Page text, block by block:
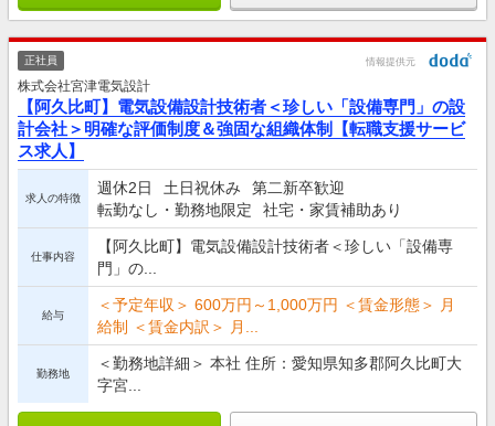
正社員 情報提供元
株式会社宮津電気設計
【阿久比町】電気設備設計技術者＜珍しい「設備専門」の設
計会社＞明確な評価制度＆強固な組織体制【転職支援サービ
ス求人】
求人の特徴
週休2日 土日祝休み
第二新卒歓迎
転勤なし・勤務地限定
社宅・家賃補助あり
仕事内容
【阿久比町】電気設備設計技術者＜珍しい「設備専
門」の...
給与
＜予定年収＞ 600万円～1,000万円 ＜賃金形態＞ 月
給制 ＜賃金内訳＞ 月...
勤務地
＜勤務地詳細＞ 本社 住所：愛知県知多郡阿久比町大
字宮...